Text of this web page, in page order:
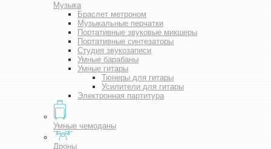
Музыка
Браслет метроном
Музыкальные перчатки
Портативные звуковые микшеры
Портативные синтезаторы
Студия звукозаписи
Умные барабаны
Умные гитары
Тюнеры для гитары
Усилители для гитары
Электронная партитура
Умные чемоданы
Дроны